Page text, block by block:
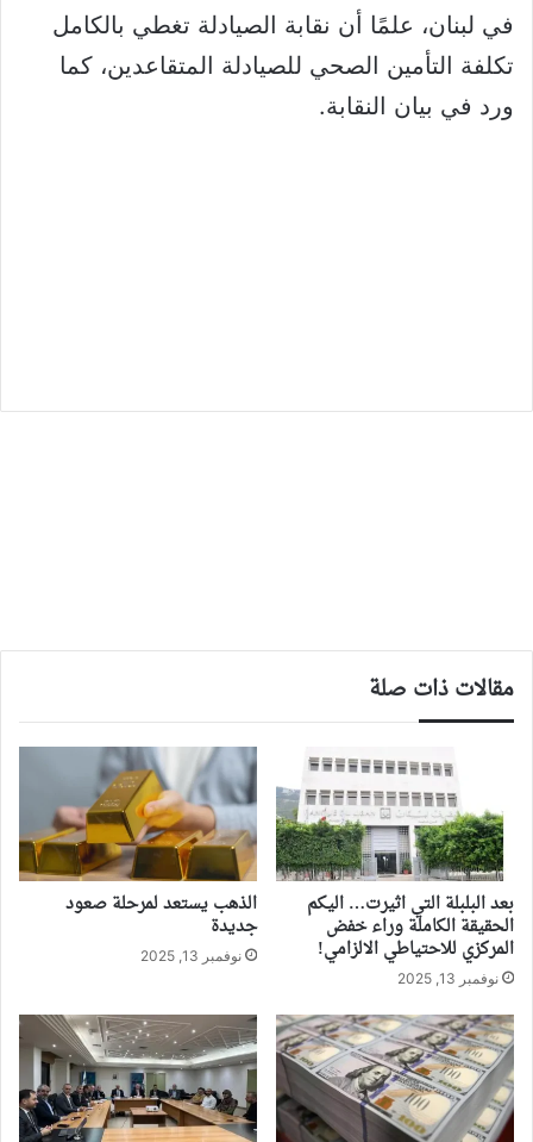
في لبنان، علمًا أن نقابة الصيادلة تغطي بالكامل
تكلفة التأمين الصحي للصيادلة المتقاعدين، كما
ورد في بيان النقابة.
مقالات ذات صلة
بعد البلبلة التي اثيرت… اليكم
الحقيقة الكاملة وراء خفض
المركزي للاحتياطي الالزامي!
نوفمبر 13, 2025
الذهب يستعد لمرحلة صعود
جديدة
نوفمبر 13, 2025